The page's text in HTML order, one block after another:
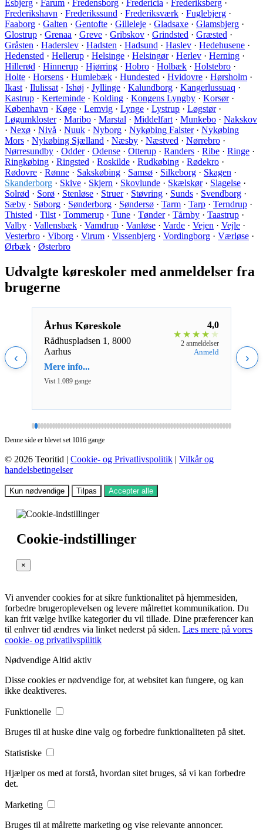
Esbjerg · Farum · Fredensborg · Fredericia · Frederiksberg ·
Frederikshavn · Frederikssund · Frederiksværk · Fuglebjerg ·
Faaborg · Galten · Gentofte · Gilleleje · Gladsaxe · Glamsbjerg ·
Glostrup · Grenaa · Greve · Gribskov · Grindsted · Græsted ·
Gråsten · Haderslev · Hadsten · Hadsund · Haslev · Hedehusene ·
Hedensted · Hellerup · Helsinge · Helsingør· Herlev · Herning ·
Hillerød · Hinnerup · Hjørring · Hobro · Holbæk · Holstebro ·
Holte · Horsens · Humlebæk · Hundested · Hvidovre · Hørsholm ·
Ikast · Ilulissat · Ishøj · Jyllinge · Kalundborg · Kangerlussuaq ·
Kastrup · Kerteminde · Kolding · Kongens Lyngby · Korsør·
København · Køge · Lemvig · Lynge · Lystrup · Løgstør·
Løgumkloster· Maribo · Marstal · Middelfart · Munkebo · Nakskov
· Nexø · Nivå · Nuuk · Nyborg · Nykøbing Falster· Nykøbing
Mors · Nykøbing Sjælland · Næsby · Næstved · Nørrebro ·
Nørresundby · Odder· Odense · Otterup · Randers · Ribe · Ringe ·
Ringkøbing · Ringsted · Roskilde · Rudkøbing · Rødekro ·
Rødovre · Rønne · Sakskøbing · Samsø · Silkeborg · Skagen ·
Skanderborg · Skive · Skjern · Skovlunde · Skælskør· Slagelse ·
Solrød · Sorø · Stenløse · Struer· Støvring · Sunds · Svendborg ·
Sæby · Søborg · Sønderborg · Søndersø · Tarm · Tarp · Terndrup ·
Thisted · Tilst · Tommerup · Tune · Tønder· Tårnby · Taastrup ·
Valby · Vallensbæk · Vamdrup · Vanløse · Varde · Vejen · Vejle ·
Vesterbro · Viborg · Virum · Vissenbjerg · Vordingborg · Værløse ·
Ørbæk · Østerbro
Udvalgte køreskoler med anmeldelser fra
brugerne
‹
Århus Køreskole
Rådhuspladsen 1, 8000
Aarhus
Mere info...
Vist 1.089 gange
4,0
★ ★ ★ ★ ★
2 anmeldelser
Anmeld ›
Denne side er blevet set 1016 gange
© 2026 Teoritid | Cookie- og Privatlivspolitik | Vilkår og
handelsbetingelser
Kun nødvendige Tilpas Accepter alle
Cookie-indstillinger
×
Vi anvender cookies for at sikre funktionalitet på hjemmesiden,
forbedre brugeroplevelsen og levere målrettet kommunikation. Du
kan frit vælge hvilke kategorier du vil tillade. Dine præferencer kan
til enhver tid ændres via linket nederst på siden. Læs mere på vores
cookie- og privatlivspilitik
Nødvendige Altid aktiv
Disse cookies er nødvendige for, at websitet kan fungere, og kan
ikke deaktiveres.
Funktionelle
Bruges til at huske dine valg og forbedre funktionaliteten på sitet.
Statistiske
Hjælper os med at forstå, hvordan sitet bruges, så vi kan forbedre
det.
Marketing
Bruges til at målrette marketing og vise relevante annoncer.